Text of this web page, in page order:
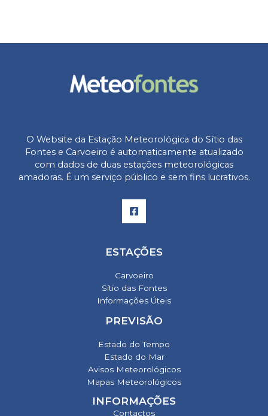
O Website da Estação Meteorológica do Sítio das
Fontes e Carvoeiro é automaticamente atualizado
com dados de duas estações meteorológicas
amadoras. É um serviço público e sem fins lucrativos.
ESTAÇÕES
Carvoeiro
Sítio das Fontes
Informações Úteis
PREVISÃO
Estado do Tempo
Estado do Mar
Avisos Meteorológicos
Mapas Meteorológicos
INFORMAÇÕES
Contactos